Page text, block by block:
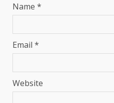
Name *
Email *
Website